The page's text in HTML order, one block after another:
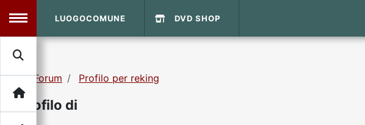
MENU
Search
LUOGOCOMUNE DVD SHOP
Forum Profilo per reking
Profilo di